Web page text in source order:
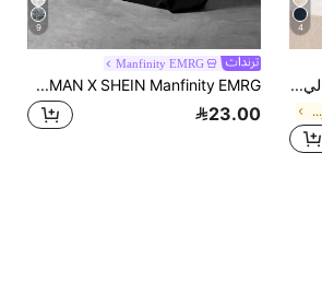
4
قطعة واحدة تي شيرت رجالي أزرق داكن من الكتان الصناعي بنسيج محبب وياقة هينلي، قصة فضفاضة بأكتاف منسدلة، قماش بوليستر خفيف الوزن وقابل للتنفس مع انسيابية، أسلوب عطلة، قابل للغسل في الغسالة، مناسب للصيف والشاطئ والملابس الكاجوال المريحة بأكمام قصيرة
في ناعم وخفيف الوزن قمصان رجالية
9
Manfinity EMRG
BATMAN X SHEIN Manfinity EMRG تي شيرت رجالي بياقة طاقم كاجوال متعدد الاستخدامات للارتداء اليومي بأكمام قصيرة
23.00